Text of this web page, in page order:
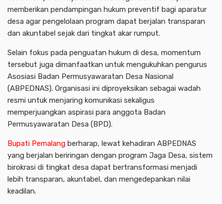
memberikan pendampingan hukum preventif bagi aparatur
desa agar pengelolaan program dapat berjalan transparan
dan akuntabel sejak dari tingkat akar rumput.
Selain fokus pada penguatan hukum di desa, momentum
tersebut juga dimanfaatkan untuk mengukuhkan pengurus
Asosiasi Badan Permusyawaratan Desa Nasional
(ABPEDNAS). Organisasi ini diproyeksikan sebagai wadah
resmi untuk menjaring komunikasi sekaligus
memperjuangkan aspirasi para anggota Badan
Permusyawaratan Desa (BPD).
Bupati Pemalang berharap, lewat kehadiran ABPEDNAS
yang berjalan beriringan dengan program Jaga Desa, sistem
birokrasi di tingkat desa dapat bertransformasi menjadi
lebih transparan, akuntabel, dan mengedepankan nilai
keadilan.